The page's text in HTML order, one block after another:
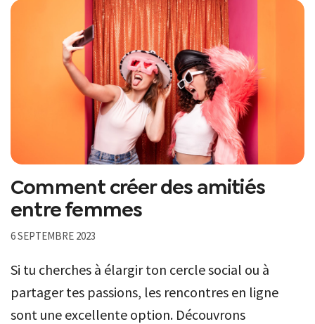
Comment créer des amitiés
entre femmes
6 SEPTEMBRE 2023
Si tu cherches à élargir ton cercle social ou à
partager tes passions, les rencontres en ligne
sont une excellente option. Découvrons